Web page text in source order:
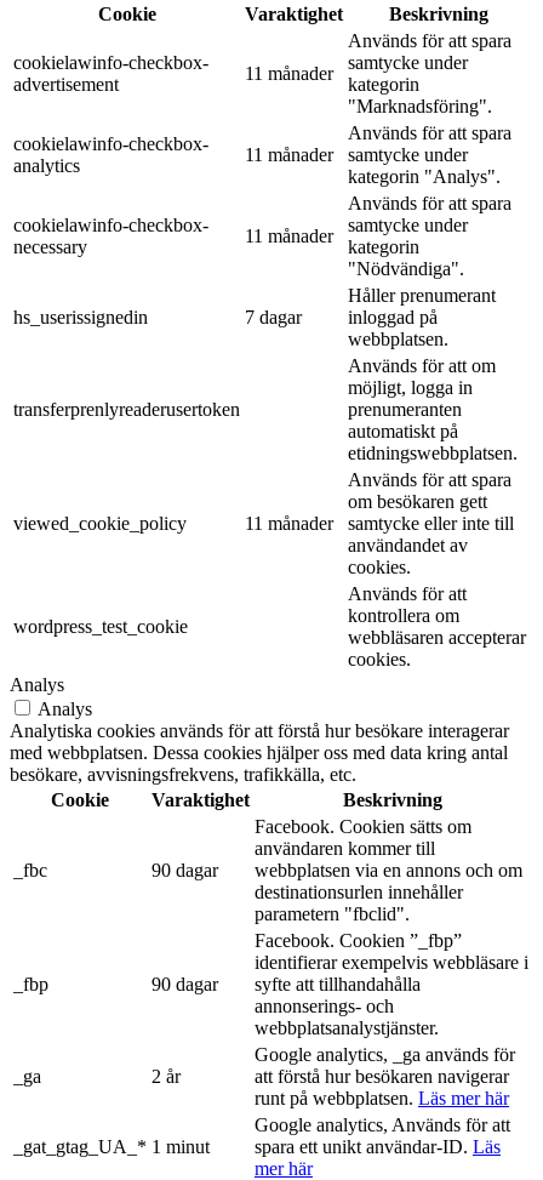
Cookie
Varaktighet Beskrivning
cookielawinfo-checkbox-
advertisement
11 månader
Används för att spara
samtycke under
kategorin
"Marknadsföring".
cookielawinfo-checkbox-
analytics
11 månader
Används för att spara
samtycke under
kategorin "Analys".
cookielawinfo-checkbox-
necessary
11 månader
Används för att spara
samtycke under
kategorin
"Nödvändiga".
hs_userissignedin 7 dagar
Håller prenumerant
inloggad på
webbplatsen.
transferprenlyreaderusertoken
Används för att om
möjligt, logga in
prenumeranten
automatiskt på
etidningswebbplatsen.
viewed_cookie_policy 11 månader
Används för att spara
om besökaren gett
samtycke eller inte till
användandet av
cookies.
wordpress_test_cookie
Används för att
kontrollera om
webbläsaren accepterar
cookies.
Analys
Analys
Analytiska cookies används för att förstå hur besökare interagerar
med webbplatsen. Dessa cookies hjälper oss med data kring antal
besökare, avvisningsfrekvens, trafikkälla, etc.
Cookie
Varaktighet Beskrivning
_fbc 90 dagar
Facebook. Cookien sätts om
användaren kommer till
webbplatsen via en annons och om
destinationsurlen innehåller
parametern "fbclid".
_fbp 90 dagar
Facebook. Cookien ”_fbp”
identifierar exempelvis webbläsare i
syfte att tillhandahålla
annonserings- och
webbplatsanalystjänster.
_ga 2 år
Google analytics, _ga används för
att förstå hur besökaren navigerar
runt på webbplatsen. Läs mer här
_gat_gtag_UA_* 1 minut
Google analytics, Används för att
spara ett unikt användar-ID. Läs
mer här